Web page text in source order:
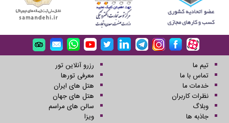
تیم ما
تماس با ما
خدمات ما
نظرات کاربران
وبلاگ
جاذبه ها
رزرو آنلاین تور
معرفی تورها
هتل های ایران
هتل های جهان
سالن های مراسم
ویزا